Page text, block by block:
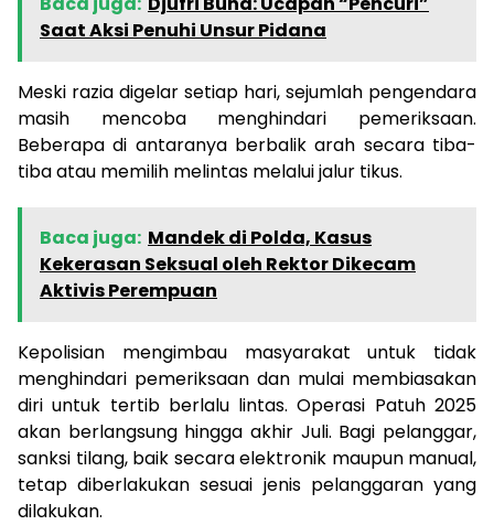
Saat Aksi Penuhi Unsur Pidana
Meski razia digelar setiap hari, sejumlah pengendara
masih mencoba menghindari pemeriksaan.
Beberapa di antaranya berbalik arah secara tiba-
tiba atau memilih melintas melalui jalur tikus.
Baca juga: Mandek di Polda, Kasus
Kekerasan Seksual oleh Rektor Dikecam
Aktivis Perempuan
Kepolisian mengimbau masyarakat untuk tidak
menghindari pemeriksaan dan mulai membiasakan
diri untuk tertib berlalu lintas. Operasi Patuh 2025
akan berlangsung hingga akhir Juli. Bagi pelanggar,
sanksi tilang, baik secara elektronik maupun manual,
tetap diberlakukan sesuai jenis pelanggaran yang
dilakukan.